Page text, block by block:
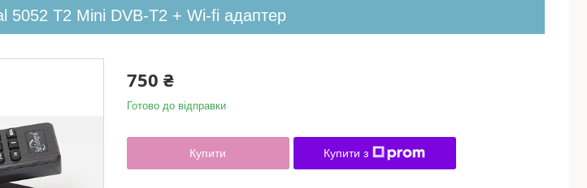
5052 T2 Mini DVB-T2 + Wi-fi адаптер
750 ₴
Готово до відправки
Купити Купити з